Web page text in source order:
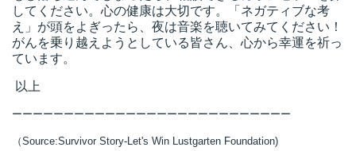
してください。心の健康は大切です。「ネガティブな考
え」が頭をよぎったら、夜は音楽を聴いてみてください！
がんを乗り越えようとしている皆さん、心から幸運を祈っ
ています。
以上
ーーーーーーーーーーーーーーーーーーーーーーーーーーー
（Source:Survivor Story-Let's Win Lustgarten Foundation)